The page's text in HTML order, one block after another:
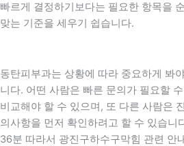
빠르게 결정하기보다는 필요한 항목을
맞는 기준을 세우기 쉽습니다.
동탄피부과는 상황에 따라 중요하게 봐
니다. 어떤 사람은 빠른 문의가 필요할
비교해야 할 수 있으며, 또 다른 사람은
의사항을 먼저 확인하려고 할 수 있습
36분 따라서 광진구하수구막힘 관련 안